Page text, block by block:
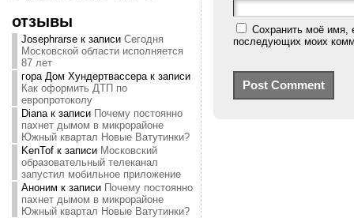
отзывы
Josephrarseк записи Сегодня
Московской области исполняется
87 лет
гора Дом Хундертвассерак записи
Как оформить ДТП по
европротоколу
Dianaк записи Почему постоянно
пахнет дымом в микрорайоне
Южный квартал Новые Ватутинки?
KenTofк записи Московский
образовательный телеканал
запустил мобильное приложение
Аноним к записи Почему постоянно
пахнет дымом в микрорайоне
Южный квартал Новые Ватутинки?
Сохранить моё имя,
последующих моих